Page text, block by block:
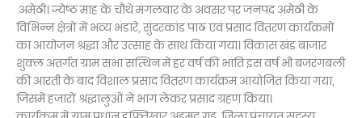
अमेठी। ज्येष्ठ माह के चौथे मंगलवार के अवसर पर जनपद अमेठी के
विभिन्न क्षेत्रों में भव्य भंडारे, सुंदरकांड पाठ एवं प्रसाद वितरण कार्यक्रमों
का आयोजन श्रद्धा और उत्साह के साथ किया गया। विकास खंड बाजार
शुक्ल अंतर्गत ग्राम सभा सत्थिन में हर वर्ष की भांति इस वर्ष भी बजरंगबली
की आरती के बाद विशाल प्रसाद वितरण कार्यक्रम आयोजित किया गया,
जिसमें हजारों श्रद्धालुओं ने भाग लेकर प्रसाद ग्रहण किया।